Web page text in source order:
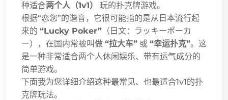
种适合两个人（1v1）
玩的扑克牌游戏。
根据“恋您”的谐音，它很可能指的是从日本流行起
来的 “Lucky Poker” （日文：ラッキーポーカ
ー），在国内常被叫做 “拉大车” 或 “幸运扑克”。这
是一种非常适合两个人休闲娱乐、带有运气成分的
简单游戏。
下面我为您详细介绍这种最常见、也最适合1v1的扑
克牌玩法。